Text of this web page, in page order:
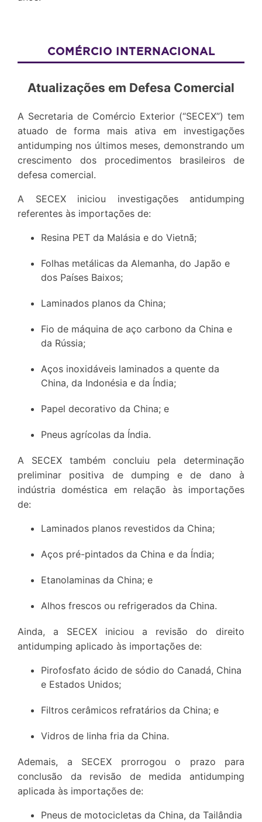
COMÉRCIO INTERNACIONAL
Atualizações em Defesa Comercial
A Secretaria de Comércio Exterior (“SECEX”) tem
atuado de forma mais ativa em investigações
antidumping nos últimos meses, demonstrando um
crescimento dos procedimentos brasileiros de
defesa comercial.
A SECEX iniciou investigações antidumping
referentes às importações de:
Resina PET da Malásia e do Vietnã;
Folhas metálicas da Alemanha, do Japão e
dos Países Baixos;
Laminados planos da China;
Fio de máquina de aço carbono da China e
da Rússia;
Aços inoxidáveis laminados a quente da
China, da Indonésia e da Índia;
Papel decorativo da China; e
Pneus agrícolas da Índia.
A SECEX também concluiu pela determinação
preliminar positiva de dumping e de dano à
indústria doméstica em relação às importações
de:
Laminados planos revestidos da China;
Aços pré-pintados da China e da Índia;
Etanolaminas da China; e
Alhos frescos ou refrigerados da China.
Ainda, a SECEX iniciou a revisão do direito
antidumping aplicado às importações de:
Pirofosfato ácido de sódio do Canadá, China
e Estados Unidos;
Filtros cerâmicos refratários da China; e
Vidros de linha fria da China.
Ademais, a SECEX prorrogou o prazo para
conclusão da revisão de medida antidumping
aplicada às importações de:
Pneus de motocicletas da China, da Tailândia